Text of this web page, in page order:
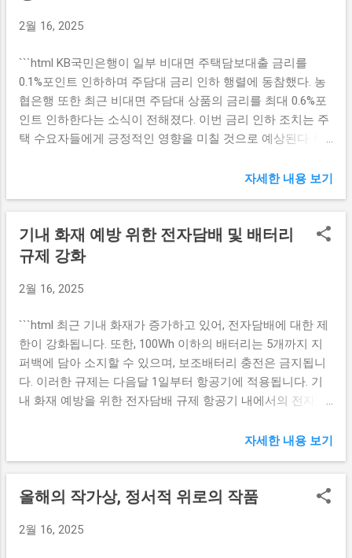
에 긍정적인 영향을 미치기 때문에, 이는 고용과 소득에도 직
어, 중장기적인 경제 구조 개편과 혁신적인 산업 육성 정책이
필요합니다. 이러한 방향은 향후 내수 회복에 기여할 수 있을
것입니다. 내수 회...
금융상품과 서비스의 확대를 통해 고객들의 니즈를 충족하며
탕으로 앞으로의 경영 전략에 대한 변화를 모색할 계획입니
다. 이를 통해 지속 가능한 성장 모델을 확립하고자 하며, 고
객에게 더 나은 서비스를 제공하기 위해 노력할 것입니다. 비
이자이익 부문에서의 성과 농협금융의 지난해 실적에 있어
주목할 만한 점은 비이자이익 부문이 큰 역할을 했다는 것입
하고 안정적인 수익원으로 평가받고 있으며, NH농협금융은
이를 통해 자립적인 수익 구조를 갖출 수 있었습니다. 실제로,
비이자이익 부문에서의 급격한 성장은 농협금융이 원활한 재
무상태를 유지하게 해주었습니다. 특히 보험 수익이 크게 증
가하면서 대출이자 수익 외에도 추가적인 재원 확보에 기여
층 더 높이며, 한정된 이자 수익에 의존하지 않고 다양한 분야
후 비이자이익을 더욱 확대할 수 있는 다양한 방안을 모색할
계획입니다. 미래 성장 가능성에 대한 기대 NH농협금융은 지
난해의 성공적인 실적을 ...
2월 16, 2025
```html KB국민은행이 일부 비대면 주택담보대출 금리를
0.1%포인트 인하하며 주담대 금리 인하 행렬에 동참했다. 농
협은행 또한 최근 비대면 주담대 상품의 금리를 최대 0.6%포
인트 인하한다는 소식이 전해졌다. 이번 금리 인하 조치는 주
택 수요자들에게 긍정적인 영향을 미칠 것으로 예상된다. KB
으로 진행되는 주택담보대출의 금리를 0.1%포인트 인하했다
들에게 좋은 소식이 아닐 수 없다. 아직까지 금리가 높은 상황
에서 작은 인하폭이지만, 이는 대출자에게 실질적인 도움이
될 수 있다. KB국민은행은 금리 인하도 적시 조치라고 평가하
추가적인 금융 부담에서 벗어날 수 있는 기회를 제공받게 된
정적인 반응을 이끌어낼 것으로 보인다. 또한 KB국민은행의
비대면 대출 프로세스는 이전보다 한층 간소화되어 소비자들
에게 더 많은 편리함을 제공하고 있다. 고객은 모바일이나 온
라인을 통해 손쉽게 대출을 신청할 수 있으며, 복잡한 절차 없
이 신속하게 대출을 진행할 수 있다. 따라서, 이번 금리 인하
누릴 것으로 기대된다. 농협은행 비대면 주담대 금리 인하 농
협은행도 비대면 주택담보대출 상품의 금리를 최대 0.6%포인
트 인하한다고 밝혔다. 이는 대출 상품 경쟁력을 강화하려는
노력의 일환으로 볼 수 있으며, 고객을 위한 보다 나은 조건을
가 하락함에 따라 주택을 구매하려는 이들에게 더 많은 기회
자세한 내용 보기
기내 화재 예방 위한 전자담배 및 배터리
규제 강화
2월 16, 2025
```html 최근 기내 화재가 증가하고 있어, 전자담배에 대한 제
한이 강화됩니다. 또한, 100Wh 이하의 배터리는 5개까지 지
퍼백에 담아 소지할 수 있으며, 보조배터리 충전은 금지됩니
다. 이러한 규제는 다음달 1일부터 항공기에 적용됩니다. 기
내 화재 예방을 위한 전자담배 규제 항공기 내에서의 전자담
제로 최근 몇 년간 기내 화재 발생 사례가 증가하면서, 항공사
제는 승객 및 승무원의 안전을 위한 것으로, 기내에서의 전자
담배 사용을 금지하는 방향으로 나아가고 있습니다. 전자담
의한 발화 가능성은 여전히 존재합니다. 또한, 배터리 과열이
자세한 내용 보기
올해의 작가상, 정서적 위로의 작품
2월 16, 2025